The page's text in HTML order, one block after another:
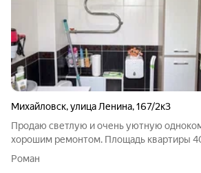
Михайловск,улица Ленина,167/2к3
Продаю светлую и очень уютную
хорошим ремонтом. Площадь квартиры 40,3 м, большая кухня
11 м. Квартира расположена на 7 этаже.
Роман